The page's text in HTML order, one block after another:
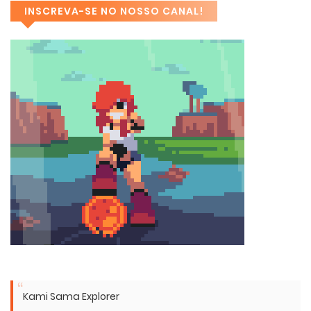
INSCREVA-SE NO NOSSO CANAL!
Kami Sama Explorer